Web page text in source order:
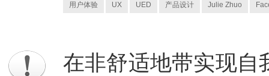
用户体验 UX UED 产品设计 Julie Zhuo
在非舒适地带实现